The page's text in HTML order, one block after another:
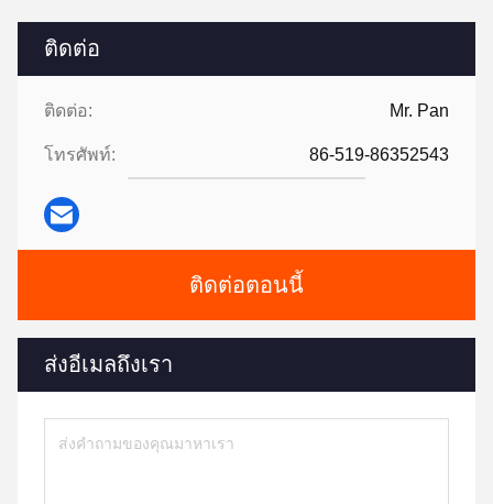
ติดต่อ
ติดต่อ: Mr. Pan
โทรศัพท์: 86-519-86352543
ติดต่อตอนนี้
ส่งอีเมลถึงเรา